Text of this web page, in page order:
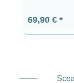
Prix régulier :
69,90 €